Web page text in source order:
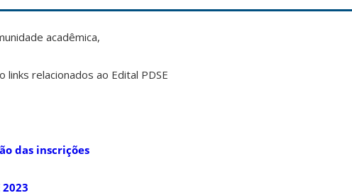
acadêmica,
links relacionados ao Edital PDSE
das inscrições
2023